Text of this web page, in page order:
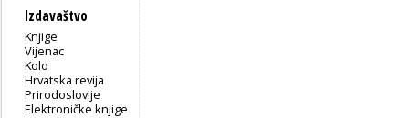
Izdavaštvo
Knjige
Vijenac
Kolo
Hrvatska revija
Prirodoslovlje
Elektroničke knjige